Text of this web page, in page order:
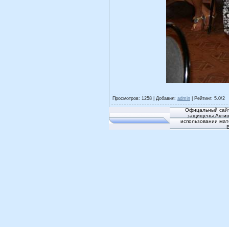
Просмотров: 1258 | Добавил: admin Рейтинг: 5.0/2
Офицальный
использовании